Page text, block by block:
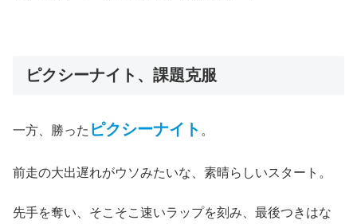
ピクシーナイト、課題克服
一方、勝った ピクシーナイト 。
前走の大出遅れがウソみたいな、素晴らしいスタート。
先手を奪い、そこそこ速いラップを刻み、最後つきはな